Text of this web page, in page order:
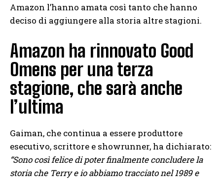
Amazon l’hanno amata così tanto che hanno
deciso di aggiungere alla storia altre stagioni.
Amazon ha rinnovato Good
Omens per una terza
stagione, che sarà anche
l’ultima
Gaiman, che continua a essere produttore
esecutivo, scrittore e showrunner, ha dichiarato:
“Sono così felice di poter finalmente concludere la
storia che Terry e io abbiamo tracciato nel 1989 e